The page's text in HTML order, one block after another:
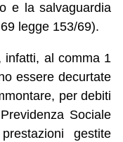
e la salvaguardia
legge 153/69).
infatti, al comma 1
essere decurtate
per debiti
Sociale
gestite